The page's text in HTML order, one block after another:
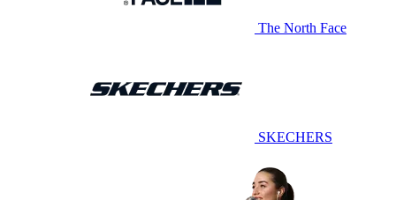
The North Face
SKECHERS